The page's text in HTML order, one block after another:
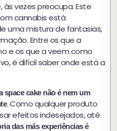
às vezes preocupa. Este
cannabis está
uma mistura de fantasias,
Entre os que a
e os que a veem como
é difícil saber onde está a
space cake não é nem um
. Como qualquer produto
efeitos indesejados, até
das más experiências é